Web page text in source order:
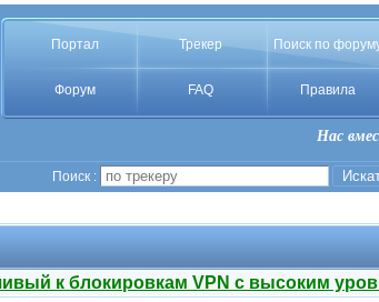
Портал Трекер Поиск по
Форум FAQ Правила
Нас
Поиск :
к блокировкам VPN с высоким